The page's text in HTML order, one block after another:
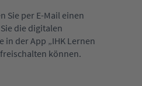
Sie per E-Mail einen
die digitalen
der App „IHK Lernen
können.